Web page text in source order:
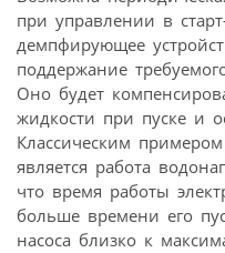
при управлении в
демпфирующее
поддержание
Оно будет
жидкости при пуске и
Классическим
является работа
что время работы
больше времени его
насоса близко к